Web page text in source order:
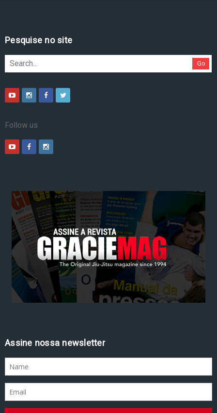
Pesquise no site
Go
Follow us
Assine nossa newsletter